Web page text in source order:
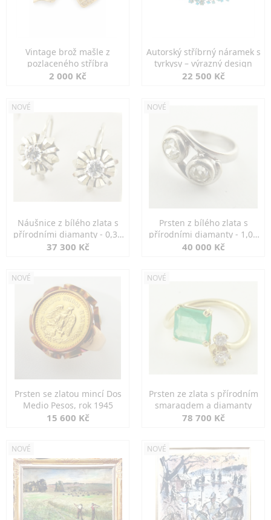
Vintage brož mašle z
pozlaceného stříbra
2 000 Kč
Autorský stříbrný náramek s
tyrkysy – výrazný design
22 500 Kč
NOVÉ
Náušnice z bílého zlata s
přírodními diamanty - 0,30
ct
37 300 Kč
NOVÉ
Prsten z bílého zlata s
přírodními diamanty - 1,00
ct
40 000 Kč
NOVÉ
Prsten se zlatou mincí Dos
Medio Pesos, rok 1945
15 600 Kč
NOVÉ
Prsten ze zlata s přírodním
smaragdem a diamanty
78 700 Kč
NOVÉ NOVÉ